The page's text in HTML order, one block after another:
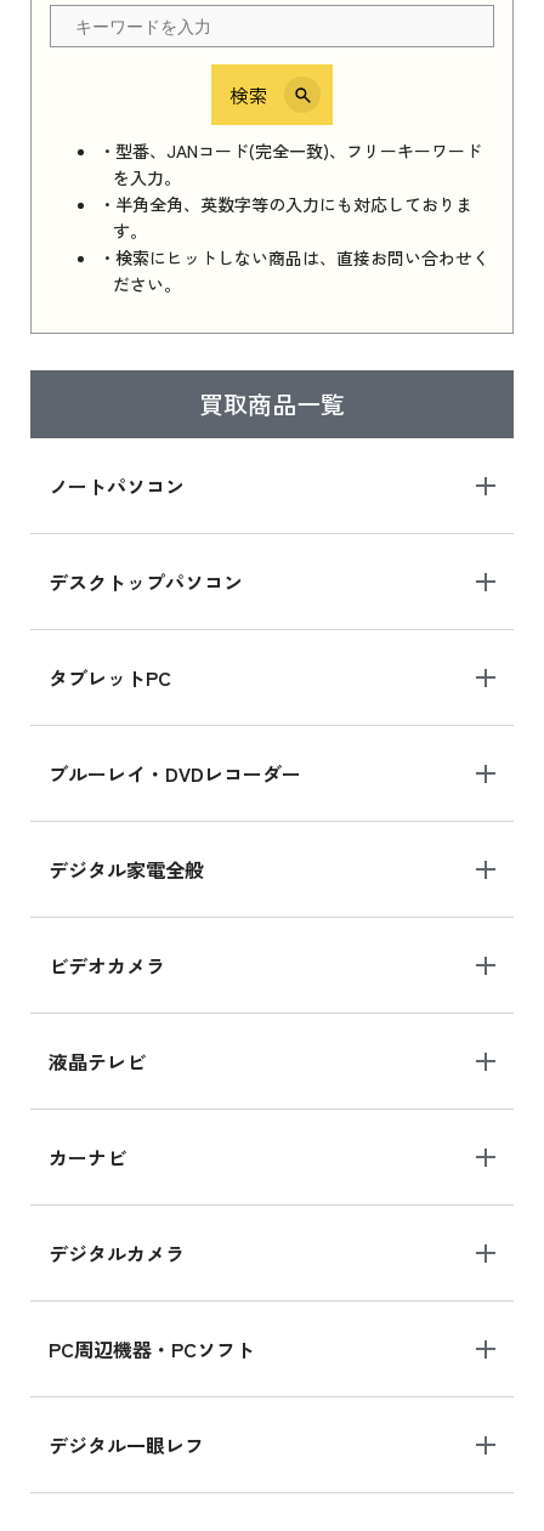
検索
・型番、JANコード(完全一致)、フリーキーワード
を入力。
・半角全角、英数字等の入力にも対応しておりま
す。
・検索にヒットしない商品は、直接お問い合わせく
ださい。
買取商品一覧
ノートパソコン
デスクトップパソコン
タブレットPC
ブルーレイ・DVDレコーダー
デジタル家電全般
ビデオカメラ
液晶テレビ
カーナビ
デジタルカメラ
PC周辺機器・PCソフト
デジタル一眼レフ